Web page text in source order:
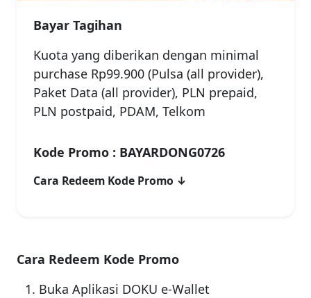
Bayar Tagihan
Kuota yang diberikan dengan minimal
purchase Rp99.900 (Pulsa (all provider),
Paket Data (all provider), PLN prepaid,
PLN postpaid, PDAM, Telkom
Kode Promo : BAYARDONG0726
Cara Redeem Kode Promo ↓
Cara Redeem Kode Promo
Buka Aplikasi DOKU e-Wallet